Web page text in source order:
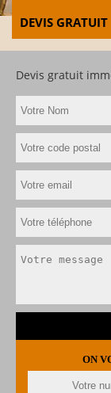
DEVIS GRATUIT
Devis gratuit
ON